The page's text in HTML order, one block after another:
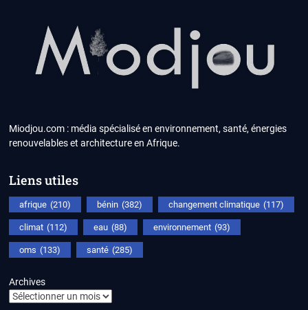
Miodjou.com : média spécialisé en environnement, santé, énergies
renouvelables et architecture en Afrique.
Liens utiles
afrique (210) bénin (382) changement climatique (117)
climat (112) eau (88) environnement (93)
oms (133) santé (285)
Archives